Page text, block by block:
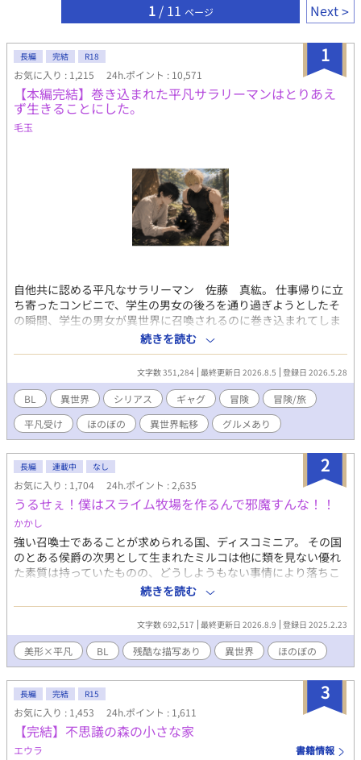
1/ 11 ページ Next
1
長編 完結 R18
お気に入り : 1,215 24h.ポイント : 10,571
【本編完結】巻き込まれた平凡サラリーマンはとりあえ
ず生きることにした。
毛玉
自他共に認める平凡なサラリーマン 佐藤 真紘。 仕事帰りに立
ち寄ったコンビニで、学生の男女の後ろを通り過ぎようとしたそ
の瞬間、学生の男女が異世界に召喚されるのに巻き込まれてしま
う。 召喚された先の状況に、ラノベにアニメにゲームが好きなオ
タクの真紘は理解した。 これアカン方の召喚やん。と。 だが様々
な事情が重なり、真紘は死を免れて単身旅に出ることに。 元の世
界での知識と召喚者特典を駆使して旅をする真紘。 そこに護衛と
してイケメン騎士謙冒険者のロイドが付けられてしまい、仕方な
く国境まで護衛として同行することになるが？ 年下イケメン冒険
者（騎士）×年上鈍感平凡男性 どちらもノンケです。でもBLで
す。 冒険や人との出会いだったり世界観がメインで、恋愛要素ま
でいくのが長くなりますが、二人の心の機微を書くのが楽しくて
ジレジレになりそうですが、それでも良ければのんびりお付き合
い頂けましたら幸いです。 R18要素は入れる予定ですが、進行上
めっちゃ先になります。題名に※ついたらR18です。 R15程度は
予告なく入れますので、ご了承下さい。 誤字脱字等ありました
ら、優しく御報告頂けますと助かります。 良ければコメント頂け
ますと嬉しいです。 因みに表紙は、イメージを固めるためにAIに
作ってもらったものです。 ムーンライトノベルズにも掲載してま
す。
続きを読む
文字数 351,284 最終更新日 2026.8.5 登録日 2026.5.28
BL 異世界 シリアス ギャグ 冒険
冒険/旅
平凡受け
ほのぼの 異世界転移 グルメあり
2
長編 連載中 なし
お気に入り : 1,704 24h.ポイント : 2,635
うるせぇ！僕はスライム牧場を作るんで邪魔すんな！！
かかし
強い召喚士であることが求められる国、ディスコミニア。 その国
のとある侯爵の次男として生まれたミルコは他に類を見ない優れ
た素質は持っていたものの、どうしようもない事情により落ちこ
ぼれや恥だと思われる存在に。 両親や兄弟の愛情を三歳の頃に失
い、やがて十歳になって三ヶ月経ったある日。 自分の誕生日はス
ルーして兄弟の誕生を幸せそうに祝う姿に、心の中にあった僅か
な期待がぽっきりと折れてしまう。 自分の価値を再認識したミル
コは、悲しい決意を胸に抱く。 相棒のスライムと共に、名も存在
も家族も捨てて生きていこうと… のんびり新連載。 気まぐれ更新
です。 BがLするまでかなり時間が掛かる予定ですので注意！ サブ
CPに人外CPはありますが、主人公は人外CPにはなりません。
（この世界での獣人は人間の種類の一つですので人外ではないで
す。） ストックなくなるまでは07:10に公開 2026/06/22分からは
19:10に公開 他サイトにも掲載してます
続きを読む
文字数 692,517 最終更新日 2026.8.9 登録日 2025.2.23
美形×平凡 BL 残酷な描写あり 異世界 ほのぼの
3
長編 完結 R15
お気に入り : 1,453 24h.ポイント : 1,611
【完結】不思議の森の小さな家
エウラ 書籍情報